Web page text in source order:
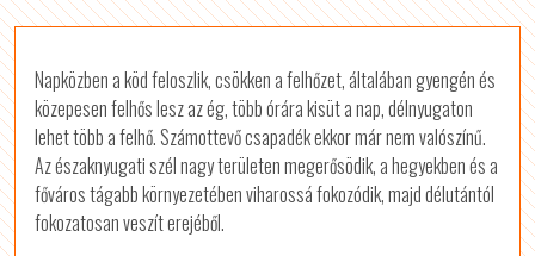
Napközben a köd feloszlik, csökken a felhőzet, általában gyengén és
közepesen felhős lesz az ég, több órára kisüt a nap, délnyugaton
lehet több a felhő. Számottevő csapadék ekkor már nem valószínű.
Az északnyugati szél nagy területen megerősödik, a hegyekben és a
főváros tágabb környezetében viharossá fokozódik, majd délutántól
fokozatosan veszít erejéből.